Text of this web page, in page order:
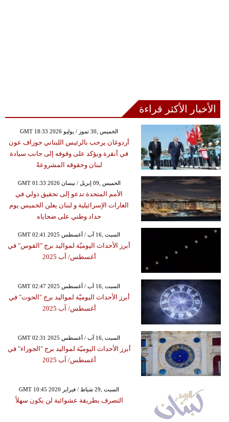
الأخبار الأكثر قراءة
GMT 18:33 2026 الخميس ,30 تموز / يوليو
أردوغان يرحب بالرئيس اللبناني جوزاف عون
في أنقرة ويؤكد على وقوفه إلى جانب سيادة
لبنان وحقوقه المشروعةً
GMT 01:33 2026 الخميس ,09 إبريل / نيسان
الأمم المتحدة تدعو إلى تحقيق دولي في
الغارات الإسرائيلية و لبنان يعلن الخميس يوم
حداد وطني على ضحاياه
GMT 02:41 2025 السبت ,16 آب / أغسطس
أبرز الأحداث اليوميّة لمواليد برج "القوس" في
أغسطس/ آب 2025
GMT 02:47 2025 السبت ,16 آب / أغسطس
أبرز الأحداث اليوميّة لمواليد برج "الحوت" في
أغسطس/ آب 2025
GMT 02:31 2025 السبت ,16 آب / أغسطس
أبرز الأحداث اليوميّة لمواليد برج "الجوزاء" في
أغسطس/ آب 2025
GMT 10:45 2020 السبت ,29 شباط / فبراير
التصرف بطريقة عشوائية لن يكون سهلاً